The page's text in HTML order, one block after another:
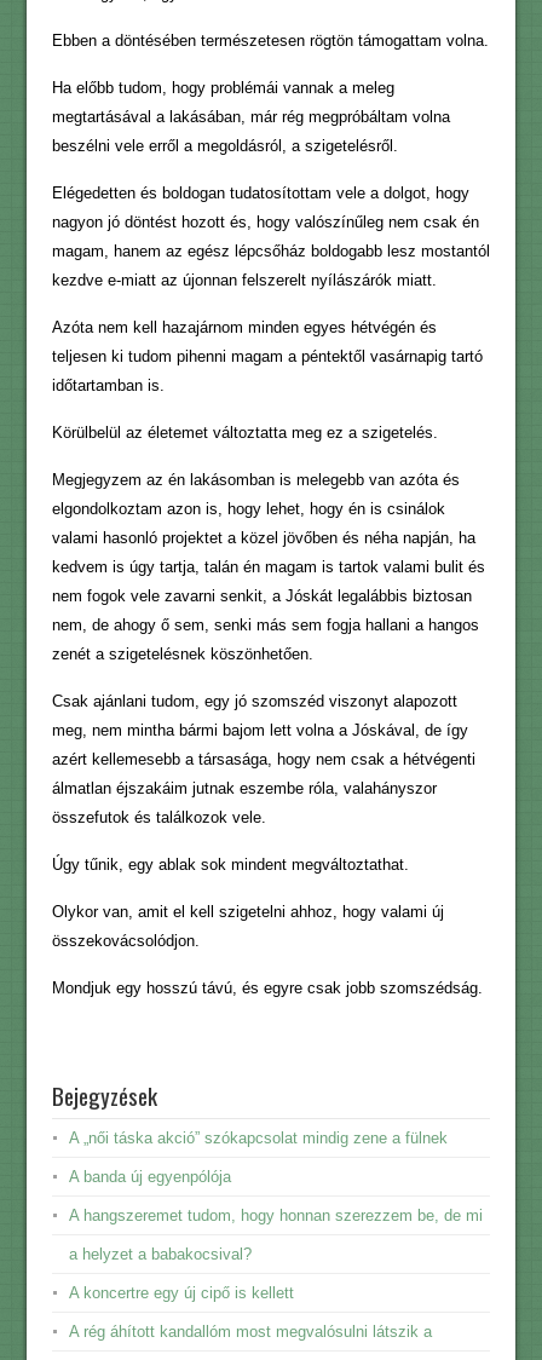
Ebben a döntésében természetesen rögtön támogattam volna.
Ha előbb tudom, hogy problémái vannak a meleg
megtartásával a lakásában, már rég megpróbáltam volna
beszélni vele erről a megoldásról, a szigetelésről.
Elégedetten és boldogan tudatosítottam vele a dolgot, hogy
nagyon jó döntést hozott és, hogy valószínűleg nem csak én
magam, hanem az egész lépcsőház boldogabb lesz mostantól
kezdve e-miatt az újonnan felszerelt nyílászárók miatt.
Azóta nem kell hazajárnom minden egyes hétvégén és
teljesen ki tudom pihenni magam a péntektől vasárnapig tartó
időtartamban is.
Körülbelül az életemet változtatta meg ez a szigetelés.
Megjegyzem az én lakásomban is melegebb van azóta és
elgondolkoztam azon is, hogy lehet, hogy én is csinálok
valami hasonló projektet a közel jövőben és néha napján, ha
kedvem is úgy tartja, talán én magam is tartok valami bulit és
nem fogok vele zavarni senkit, a Jóskát legalábbis biztosan
nem, de ahogy ő sem, senki más sem fogja hallani a hangos
zenét a szigetelésnek köszönhetően.
Csak ajánlani tudom, egy jó szomszéd viszonyt alapozott
meg, nem mintha bármi bajom lett volna a Jóskával, de így
azért kellemesebb a társasága, hogy nem csak a hétvégenti
álmatlan éjszakáim jutnak eszembe róla, valahányszor
összefutok és találkozok vele.
Úgy tűnik, egy ablak sok mindent megváltoztathat.
Olykor van, amit el kell szigetelni ahhoz, hogy valami új
összekovácsolódjon.
Mondjuk egy hosszú távú, és egyre csak jobb szomszédság.
Bejegyzések
A „női táska akció” szókapcsolat mindig zene a fülnek
A banda új egyenpólója
A hangszeremet tudom, hogy honnan szerezzem be, de mi
a helyzet a babakocsival?
A koncertre egy új cipő is kellett
A rég áhított kandallóm most megvalósulni látszik a